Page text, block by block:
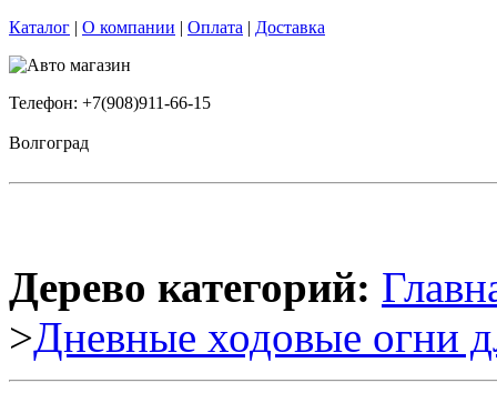
Каталог | О компании | Оплата | Доставка
Телефон: +7(908)911-66-15
Волгоград
Дерево категорий:
>Дневные ходовые огни